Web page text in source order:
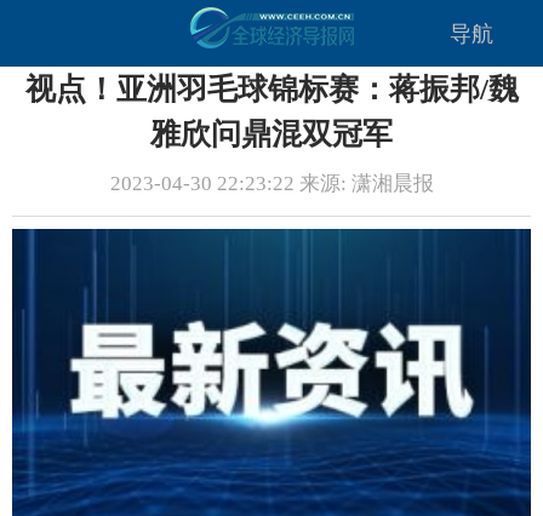
导航
视点！亚洲羽毛球锦标赛：蒋振邦/魏
雅欣问鼎混双冠军
2023-04-30 22:23:22 来源: 潇湘晨报